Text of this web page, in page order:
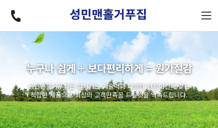
누구나 쉽게 + 보다편리하게 = 원가절감
성민맨홀거푸집은 앞서가는 기술력과 다양한 현장여건에 맞는
적합한 제품으로 최상의 고객만족을 드릴것을 약속드립니다.